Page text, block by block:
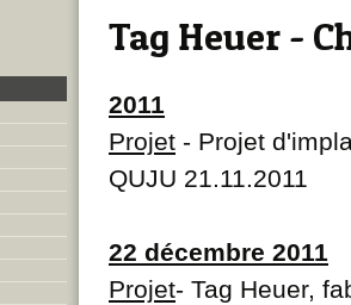
Tag Heuer -
2011
Projet - Projet
QUJU 21.11.2011
22 décembre 2011
Projet- Tag Heuer,